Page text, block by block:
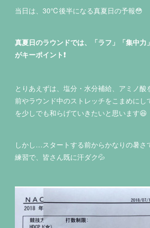
当日は、30℃後半になる真夏日の予報😳
真夏日のラウンドでは、「ラフ」「集中力
がキーポイント❗️
とりあえずは、塩分・水分補給、アミノ酸
前やラウンド中のストレッチをこまめにし
を少しでも和らげていきたいと思います😆
しかし…スタートする前からかなりの暑さ
練習で、皆さん既に汗ダク💦